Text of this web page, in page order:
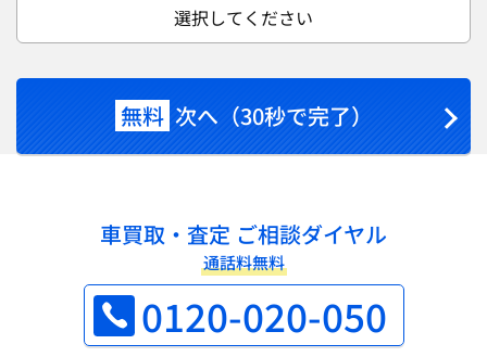
選択してください
無料 次へ（30秒で完了）
車買取・査定 ご相談ダイヤル
通話料無料
0120-020-050